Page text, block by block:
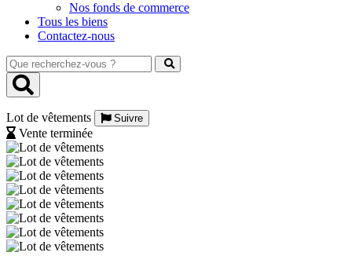
Nos fonds de commerce
Tous les biens
Contactez-nous
Que
recherchez-
vous
Lot de vêtements
Suivre
Vente terminée